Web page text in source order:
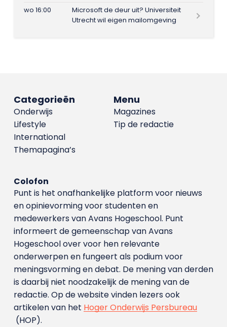
wo 16:00
Microsoft de deur uit? Universiteit
Utrecht wil eigen mailomgeving
Menu
Magazines
Tip de redactie
Categorieën
Onderwijs
Lifestyle
International
Themapagina’s
Colofon
Punt is het onafhankelijke platform voor nieuws
en opinievorming voor studenten en
medewerkers van Avans Hoge­school. Punt
informeert de gemeenschap van Avans
Hogeschool over voor hen relevante
onderwerpen en fungeert als podium voor
meningsvorming en debat. De mening van derden
is daarbij niet noodzakelijk de mening van de
redactie. Op de website vinden lezers ook
artikelen van het Hoger Onderwijs Persbureau
(HOP).